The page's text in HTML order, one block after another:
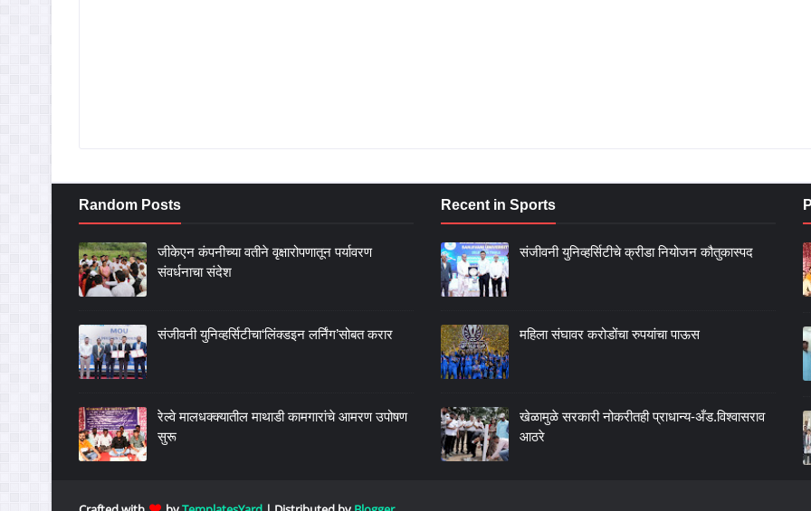
Random Posts
जीकेएन कंपनीच्या वतीने वृक्षारोपणातून पर्यावरण
संवर्धनाचा संदेश
संजीवनी युनिव्हर्सिटीचा‘लिंक्डइन लर्निंग’सोबत करार
रेल्वे मालधक्क्यातील माथाडी कामगारांचे आमरण उपोषण
सुरू
Recent in Sports
संजीवनी युनिव्हर्सिटीचे क्रीडा नियोजन कौतुकास्पद
महिला संघावर करोडोंचा रुपयांचा पाऊस
खेळामुळे सरकारी नोकरीतही प्राधान्य-अँड.विश्वासराव
आठरे